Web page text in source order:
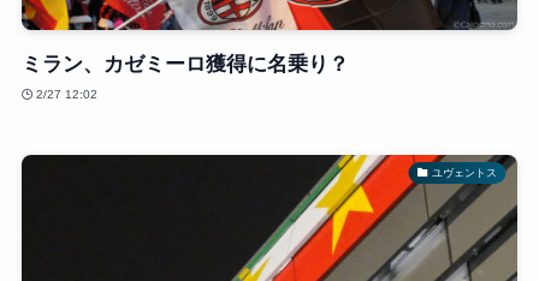
ミラン、カゼミーロ獲得に名乗り？
2/27 12:02
ユヴェントス